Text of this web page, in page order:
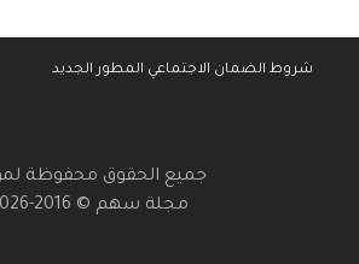
شروط الضمان الاجتماعي المطور الجديد
جميع الحقوق محفوظة
مجلة سهم © 2016-2026